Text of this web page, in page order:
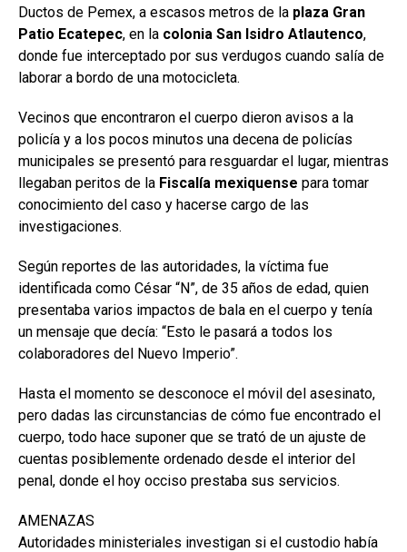
Ductos de Pemex, a escasos metros de la plaza Gran
Patio Ecatepec, en la colonia San Isidro Atlautenco,
donde fue interceptado por sus verdugos cuando salía de
laborar a bordo de una motocicleta.
Vecinos que encontraron el cuerpo dieron avisos a la
policía y a los pocos minutos una decena de policías
municipales se presentó para resguardar el lugar, mientras
llegaban peritos de la Fiscalía mexiquense para tomar
conocimiento del caso y hacerse cargo de las
investigaciones.
Según reportes de las autoridades, la víctima fue
identificada como César “N”, de 35 años de edad, quien
presentaba varios impactos de bala en el cuerpo y tenía
un mensaje que decía: “Esto le pasará a todos los
colaboradores del Nuevo Imperio”.
Hasta el momento se desconoce el móvil del asesinato,
pero dadas las circunstancias de cómo fue encontrado el
cuerpo, todo hace suponer que se trató de un ajuste de
cuentas posiblemente ordenado desde el interior del
penal, donde el hoy occiso prestaba sus servicios.
AMENAZAS
Autoridades ministeriales investigan si el custodio había